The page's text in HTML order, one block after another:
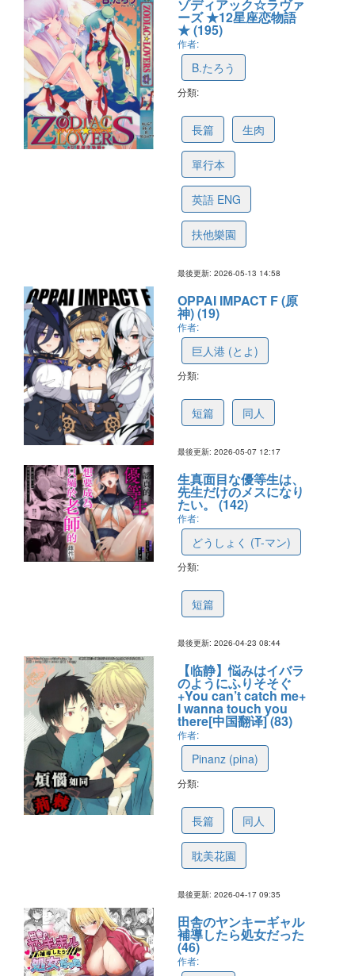
ゾディアック☆ラヴァ
ーズ ★12星座恋物語
★ (195)
作者:
B.たろう
分類:
長篇 生肉
單行本
英語 ENG
扶他樂園
最後更新: 2026-05-13 14:58
OPPAI IMPACT F (原
神) (19)
作者:
巨人港 (とよ)
分類:
短篇 同人
最後更新: 2026-05-07 12:17
生真面目な優等生は、
先生だけのメスになり
たい。 (142)
作者:
どうしょく (T-マン)
分類:
短篇
最後更新: 2026-04-23 08:44
【临静】悩みはイバラ
のようにふりそそぐ
+You can’t catch me+
I wanna touch you
there[中国翻译] (83)
作者:
Pinanz (pina)
分類:
長篇 同人
耽美花園
最後更新: 2026-04-17 09:35
田舎のヤンキーギャル
補導したら処女だった
(46)
作者: